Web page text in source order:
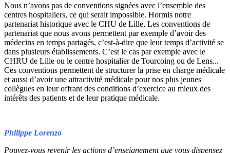
Nous n’avons pas de conventions signées avec l’ensemble des
centres hospitaliers, ce qui serait impossible. Hormis notre
partenariat historique avec le CHU de Lille, Les conventions de
partenariat que nous avons permettent par exemple d’avoir des
médecins en temps partagés, c’est-à-dire que leur temps d’activité se
dans plusieurs établissements. C’est le cas par exemple avec le
CHRU de Lille ou le centre hospitalier de Tourcoing ou de Lens...
Ces conventions permettent de structurer la prise en charge médicale
et aussi d’avoir une attractivité médicale pour nos plus jeunes
collègues en leur offrant des conditions d’exercice au mieux des
intérêts des patients et de leur pratique médicale.
Philippe Lorenzo
Pouvez-vous revenir les actions d’enseignement que vous dispensez